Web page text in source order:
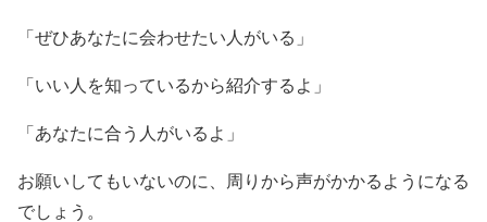
「ぜひあなたに会わせたい人がいる」
「いい人を知っているから紹介するよ」
「あなたに合う人がいるよ」
お願いしてもいないのに、周りから声がかかるようになる
でしょう。